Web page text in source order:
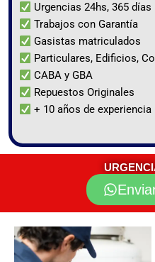
Urgencias 24hs, 365 días
Trabajos con Garantía
Gasistas matriculados
Particulares, Edificios,
CABA y GBA
Repuestos Originales
+ 10 años de experiencia